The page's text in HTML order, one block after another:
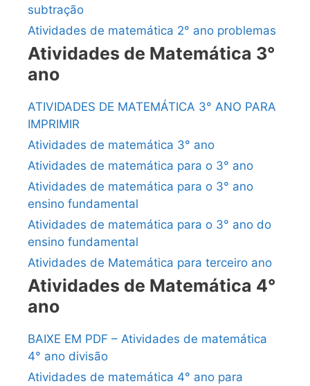
subtração
Atividades de matemática 2° ano problemas
Atividades de Matemática 3°
ano
ATIVIDADES DE MATEMÁTICA 3° ANO PARA
IMPRIMIR
Atividades de matemática 3° ano
Atividades de matemática para o 3° ano
Atividades de matemática para o 3° ano
ensino fundamental
Atividades de matemática para o 3° ano do
ensino fundamental
Atividades de Matemática para terceiro ano
Atividades de Matemática 4°
ano
BAIXE EM PDF – Atividades de matemática
4° ano divisão
Atividades de matemática 4° ano para